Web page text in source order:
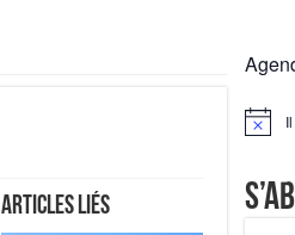
Articles liés
Notice